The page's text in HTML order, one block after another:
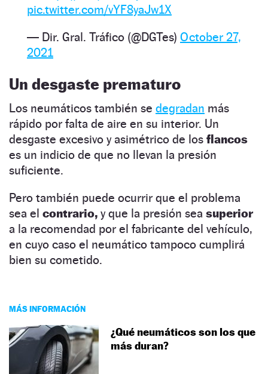
pic.twitter.com/vYF8yaJw1X
— Dir. Gral. Tráfico (@DGTes) October 27,
2021
Un desgaste prematuro
Los neumáticos también se degradan más
rápido por falta de aire en su interior. Un
desgaste excesivo y asimétrico de los flancos
es un indicio de que no llevan la presión
suficiente.
Pero también puede ocurrir que el problema
sea el contrario, y que la presión sea superior
a la recomendad por el fabricante del vehículo,
en cuyo caso el neumático tampoco cumplirá
bien su cometido.
MÁS INFORMACIÓN
¿Qué neumáticos son los que
más duran?